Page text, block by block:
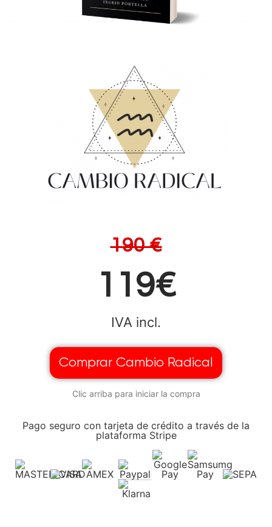
190 €
119€
IVA incl.
Comprar Cambio Radical
Clic arriba para iniciar la compra
Pago seguro con tarjeta de crédito a través de la
plataforma Stripe